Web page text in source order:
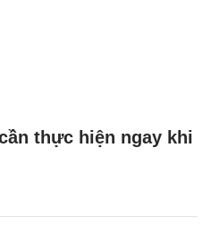
thực hiện ngay khi